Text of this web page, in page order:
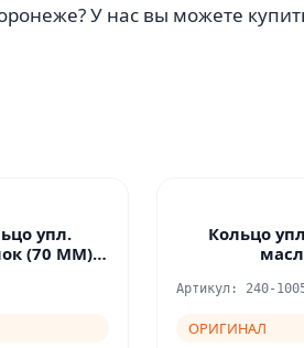
У нас вы можете
упл.
(70 ММ)
Кольцо
Артикул: 240-
ОРИГИНАЛ